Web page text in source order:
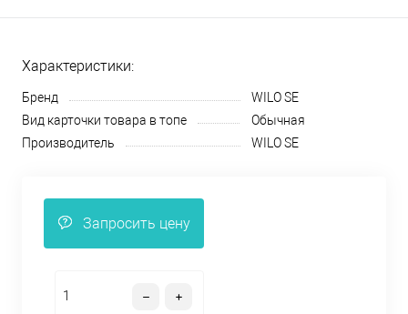
Характеристики:
Бренд
WILO SE
Вид карточки товара в топе
Обычная
Производитель
WILO SE
Запросить цену